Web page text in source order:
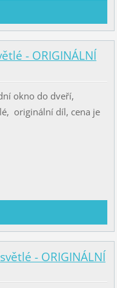
- ORIGINÁLNÍ
okno do dveří,
originální díl, cena je
- ORIGINÁLNÍ